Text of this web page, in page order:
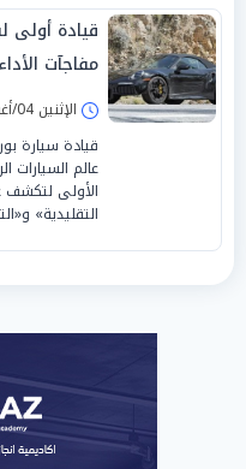
مفاجآت
الإثنين 04/أغسطس/2025 - 03:20 م
عالم السيارات
الأولى
التقليدية»